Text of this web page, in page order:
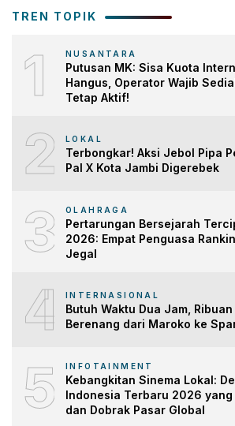
TREN TOPIK
1 NUSANTARA
Putusan MK: Sisa Kuota
Hangus, Operator Wajib
Tetap Aktif!
2 LOKAL
Terbongkar! Aksi Jebol Pipa
Pal X Kota Jambi Digerebek
3 OLAHRAGA
Pertarungan Bersejarah
2026: Empat Penguasa
Jegal
4 INTERNASIONAL
Butuh Waktu Dua Jam,
Berenang dari Maroko ke
5 INFOTAINMENT
Kebangkitan Sinema Lokal:
Indonesia Terbaru 2026 yang
dan Dobrak Pasar Global